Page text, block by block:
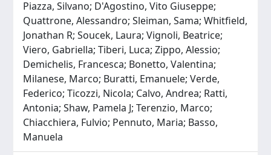
Piazza, Silvano; D'Agostino, Vito Giuseppe;
Quattrone, Alessandro; Sleiman, Sama; Whitfield,
Jonathan R; Soucek, Laura; Vignoli, Beatrice;
Viero, Gabriella; Tiberi, Luca; Zippo, Alessio;
Demichelis, Francesca; Bonetto, Valentina;
Milanese, Marco; Buratti, Emanuele; Verde,
Federico; Ticozzi, Nicola; Calvo, Andrea; Ratti,
Antonia; Shaw, Pamela J; Terenzio, Marco;
Chiacchiera, Fulvio; Pennuto, Maria; Basso,
Manuela